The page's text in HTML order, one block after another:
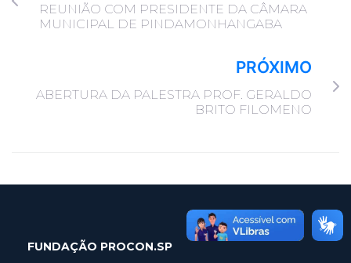
REUNIÃO COM PRESIDENTE DA CÂMARA
MUNICIPAL DE PINDAMONHANGABA
PRÓXIMO
ABERTURA DA PALESTRA PROF. GERALDO
BRITO FILOMENO
FUNDAÇÃO PROCON.SP